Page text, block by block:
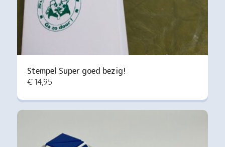
Stempel Super goed bezig!
€ 14,95